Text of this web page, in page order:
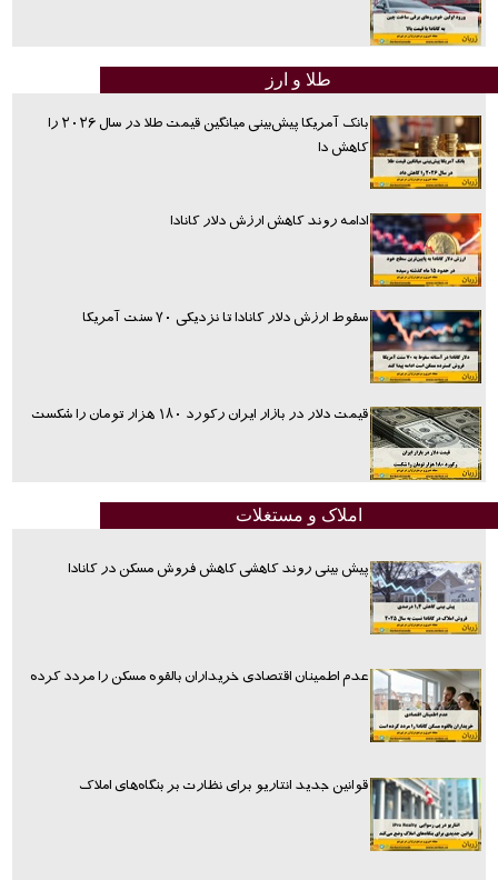
طلا و ارز
بانک آمریکا پیش‌بینی میانگین قیمت طلا در سال ۲۰۲۶ را
کاهش دا
ادامه روند کاهش ارزش دلار کانادا
سقوط ارزش دلار کانادا تا نزدیکی ۷۰ سنت آمریکا
قیمت دلار در بازار ایران رکورد ۱۸۰ هزار تومان را شکست
املاک و مستغلات
پیش بینی روند کاهشی کاهش فروش مسکن در کانادا
عدم اطمینان اقتصادی خریداران بالقوه مسکن را مردد کرده
قوانین جدید انتاریو برای نظارت بر بنگاه‌های املاک